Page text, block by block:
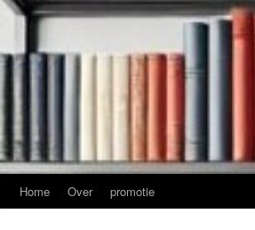
Home Over promotie